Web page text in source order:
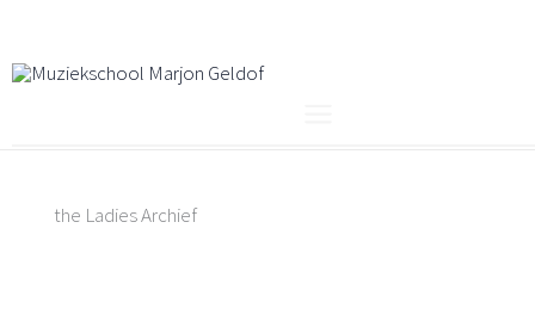
de
the Ladies Archief